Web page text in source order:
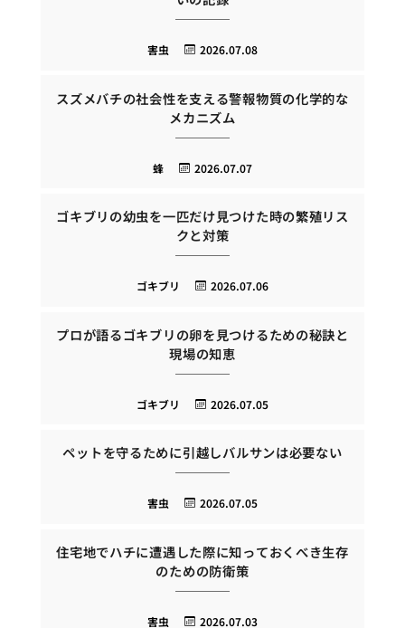
2026.07.08
害虫
スズメバチの社会性を支える警報物質の化学的な
メカニズム
2026.07.07
蜂
ゴキブリの幼虫を一匹だけ見つけた時の繁殖リス
クと対策
2026.07.06
ゴキブリ
プロが語るゴキブリの卵を見つけるための秘訣と
現場の知恵
2026.07.05
ゴキブリ
ペットを守るために引越しバルサンは必要ない
2026.07.05
害虫
住宅地でハチに遭遇した際に知っておくべき生存
のための防衛策
2026.07.03
害虫